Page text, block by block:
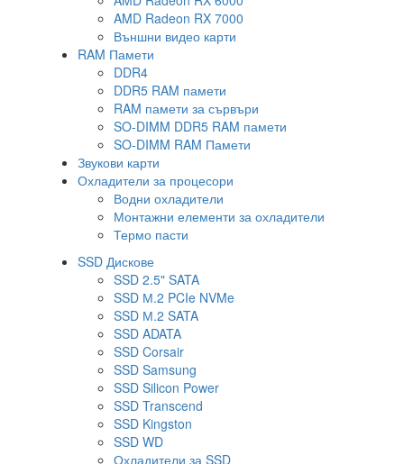
AMD Radeon RX 7000
Външни видео карти
RAM Памети
DDR4
DDR5 RAM памети
RAM памети за сървъри
SO-DIMM DDR5 RAM памети
SO-DIMM RAM Памети
Звукови карти
Охладители за процесори
Водни охладители
Монтажни елементи за охладители
Термо пасти
SSD Дискове
SSD 2.5" SATA
SSD М.2 PCIe NVMe
SSD М.2 SATA
SSD ADATA
SSD Corsair
SSD Samsung
SSD Silicon Power
SSD Transcend
SSD Kingston
SSD WD
Охладители за SSD